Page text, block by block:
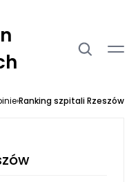
›Ranking szpitali Rzeszów